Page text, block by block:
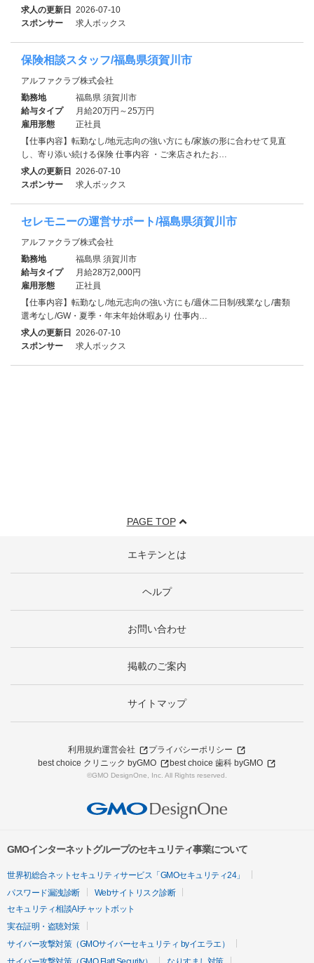
求人の更新日 2026-07-10
スポンサー
求人ボックス
保険相談スタッフ/福島県須賀川市
アルファクラブ株式会社
勤務地
福島県 須賀川市
給与タイプ
月給20万円～25万円
雇用形態
正社員
【仕事内容】転勤なし/地元志向の強い方にも/家族の形に合わせて見直
し、寄り添い続ける保険 仕事内容 ・ご来店されたお…
求人の更新日 2026-07-10
スポンサー
求人ボックス
セレモニーの運営サポート/福島県須賀川市
アルファクラブ株式会社
勤務地
福島県 須賀川市
給与タイプ
月給28万2,000円
雇用形態
正社員
【仕事内容】転勤なし/地元志向の強い方にも/週休二日制/残業なし/書類
選考なし/GW・夏季・年末年始休暇あり 仕事内…
求人の更新日 2026-07-10
スポンサー
求人ボックス
PAGE TOP
エキテンとは
ヘルプ
お問い合わせ
掲載のご案内
サイトマップ
利用規約運営会社
プライバシーポリシー
best choice クリニック byGMO
best choice 歯科 byGMO
©GMO DesignOne, Inc. All Rights reserved.
GMOインターネットグループのセキュリティ事業について
世界初総合ネットセキュリティサービス「GMOセキュリティ24」
パスワード漏洩診断
Webサイトリスク診断
セキュリティ相談AIチャットボット
実在証明・盗聴対策
サイバー攻撃対策（GMOサイバーセキュリティ byイエラエ）